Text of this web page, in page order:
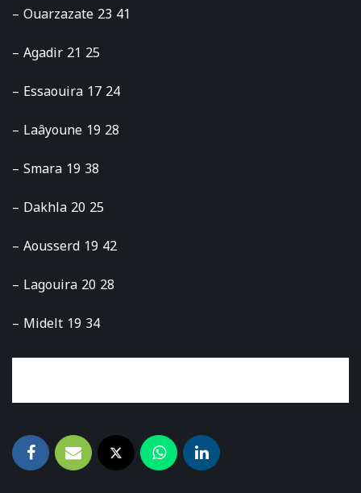
– Ouarzazate 23 41
– Agadir 21 25
– Essaouira 17 24
– Laâyoune 19 28
– Smara 19 38
– Dakhla 20 25
– Aousserd 19 42
– Lagouira 20 28
– Midelt 19 34